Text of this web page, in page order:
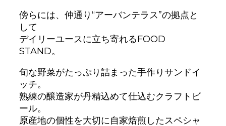
傍らには、仲通り“アーバンテラス”の拠点と
して
デイリーユースに立ち寄れるFOOD
STAND。
旬な野菜がたっぷり詰まった手作りサンドイ
ッチ。
熟練の醸造家が丹精込めて仕込むクラフトビ
ール。
原産地の個性を大切に自家焙煎したスペシャ